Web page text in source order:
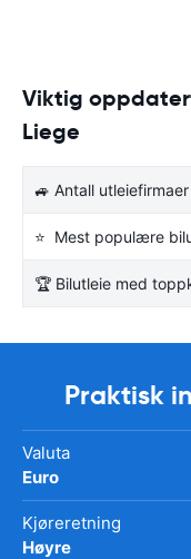
Viktig
Liege
🚙 Antall utleiefirmaer
⭐ Mest populære
🏆 Bilutleie med
Praktisk
Valuta
Euro
Kjøreretning
Høyre